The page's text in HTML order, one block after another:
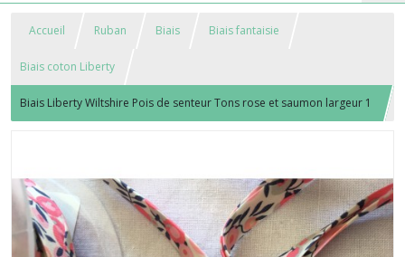
Accueil Ruban Biais Biais fantaisie
Biais coton Liberty
Biais Liberty Wiltshire Pois de senteur Tons rose et saumon largeur 1